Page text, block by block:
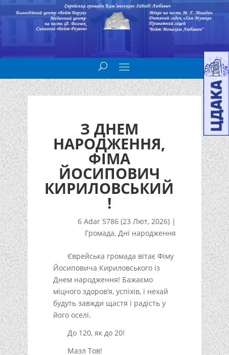
З ДНЕМ
НАРОДЖЕННЯ,
ФІМА
ЙОСИПОВИЧ
КИРИЛОВСЬКИЙ
!
6 Adar 5786 (23 Лют, 2026) |
Громада,Дні народження
Єврейська громада вітає Фіму
Йосиповича Кириловського із
Днем народження! Бажаємо
міцного здоров’я, успіхів, і нехай
будуть завжди щастя і радість у
його оселі.
До 120, як до 20!
Мазл Тов!